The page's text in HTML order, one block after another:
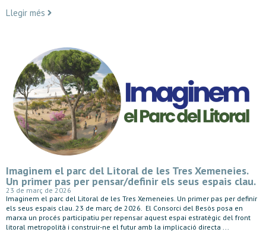
Llegir més
Imaginem el parc del Litoral de les Tres Xemeneies.
Un primer pas per pensar/definir els seus espais clau.
23 de març de 2026
Imaginem el parc del Litoral de les Tres Xemeneies. Un primer pas per definir
els seus espais clau. 23 de març de 2026. El Consorci del Besòs posa en
marxa un procés participatiu per repensar aquest espai estratègic del front
litoral metropolità i construir-ne el futur amb la implicació directa ...